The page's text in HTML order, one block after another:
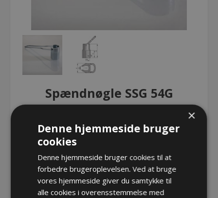
Spændnøgle SSG 54G
Spændnøgle SSG 54G
Varenr.: PF SSG 54G
Producent: Pflitsch GmbH & Co. KG
×
Denne hjemmeside bruger
cookies
Denne hjemmeside bruger cookies til at
forbedre brugeroplevelsen. Ved at bruge
vores hjemmeside giver du samtykke til
alle cookies i overensstemmelse med